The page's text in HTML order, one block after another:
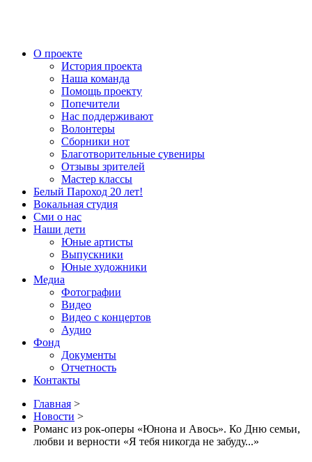
О проекте
История проекта
Наша команда
Помощь проекту
Попечители
Нас поддерживают
Волонтеры
Сборники нот
Благотворительные сувениры
Отзывы зрителей
Мастер классы
Белый Пароход 20 лет!
Вокальная студия
Сми о нас
Наши дети
Юные артисты
Выпускники
Юные художники
Медиа
Фотографии
Видео
Видео с концертов
Аудио
Фонд
Документы
Отчетность
Контакты
Главная >
Новости >
Романс из рок-оперы «Юнона и Авось». Ко Дню семьи,
любви и верности «Я тебя никогда не забуду...»